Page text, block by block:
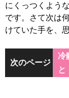
にくっつくよう
です。さて次は
けていた手を、
次のページ
冷
と